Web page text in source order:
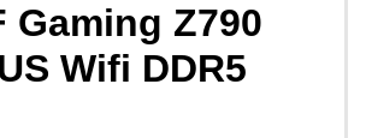
Gaming Z790
Wifi DDR5